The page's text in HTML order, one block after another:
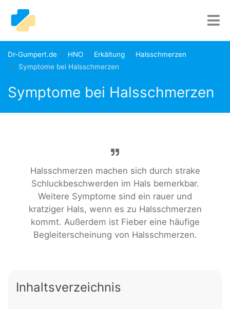
Dr-Gumpert.de HNO Erkältung
Halsschmerzen
Symptome bei Halsschmerzen
Symptome bei Halsschmerzen
Halsschmerzen machen sich durch strake
Schluckbeschwerden im Hals bemerkbar.
Weitere Symptome sind ein rauer und
kratziger Hals, wenn es zu Halsschmerzen
kommt. Außerdem ist Fieber eine häufige
Begleiterscheinung von Halsschmerzen.
Inhaltsverzeichnis